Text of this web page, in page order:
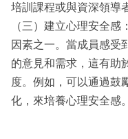
培訓課程或與資深領導
（三）建立心理安全
因素之一。當成員感受
的意見和需求，這有助
度。例如，可以通過鼓
化，來培養心理安全感。